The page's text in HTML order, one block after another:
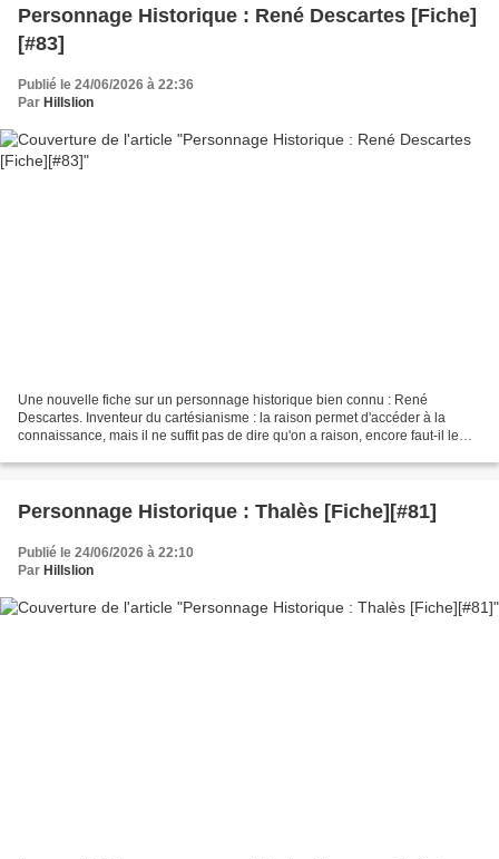
Personnage Historique : René Descartes [Fiche]
[#83]
Publié le 24/06/2026 à 22:36
Par Hillslion
Une nouvelle fiche sur un personnage historique bien connu : René
Descartes. Inventeur du cartésianisme : la raison permet d'accéder à la
connaissance, mais il ne suffit pas de dire qu'on a raison, encore faut-il le
Personnage Historique : Thalès [Fiche][#81]
Publié le 24/06/2026 à 22:10
Par Hillslion